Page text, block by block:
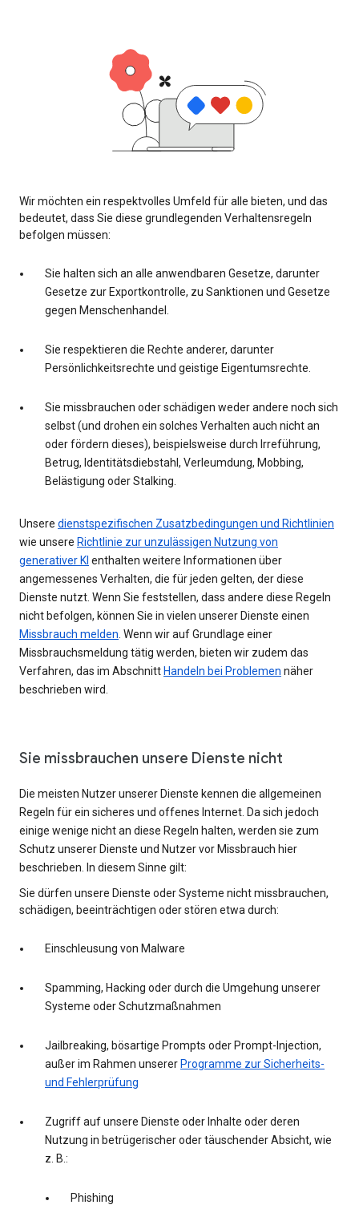
Wir möchten ein respektvolles Umfeld für alle bieten, und das
bedeutet, dass Sie diese grundlegenden Verhaltensregeln
befolgen müssen:
Sie halten sich an alle anwendbaren Gesetze, darunter
Gesetze zur Exportkontrolle, zu Sanktionen und Gesetze
gegen Menschenhandel.
Sie respektieren die Rechte anderer, darunter
Persönlichkeitsrechte und geistige Eigentumsrechte.
Sie missbrauchen oder schädigen weder andere noch sich
selbst (und drohen ein solches Verhalten auch nicht an
oder fördern dieses), beispielsweise durch Irreführung,
Betrug, Identitätsdiebstahl, Verleumdung, Mobbing,
Belästigung oder Stalking.
Unsere dienstspezifischen Zusatzbedingungen und Richtlinien
wie unsere Richtlinie zur unzulässigen Nutzung von
generativer KI enthalten weitere Informationen über
angemessenes Verhalten, die für jeden gelten, der diese
Dienste nutzt. Wenn Sie feststellen, dass andere diese Regeln
nicht befolgen, können Sie in vielen unserer Dienste einen
Missbrauch melden. Wenn wir auf Grundlage einer
Missbrauchsmeldung tätig werden, bieten wir zudem das
Verfahren, das im Abschnitt Handeln bei Problemen näher
beschrieben wird.
Sie missbrauchen unsere Dienste nicht
Die meisten Nutzer unserer Dienste kennen die allgemeinen
Regeln für ein sicheres und offenes Internet. Da sich jedoch
einige wenige nicht an diese Regeln halten, werden sie zum
Schutz unserer Dienste und Nutzer vor Missbrauch hier
beschrieben. In diesem Sinne gilt:
Sie dürfen unsere Dienste oder Systeme nicht missbrauchen,
schädigen, beeinträchtigen oder stören etwa durch:
Einschleusung von Malware
Spamming, Hacking oder durch die Umgehung unserer
Systeme oder Schutzmaßnahmen
Jailbreaking, bösartige Prompts oder Prompt-Injection,
außer im Rahmen unserer Programme zur Sicherheits-
und Fehlerprüfung
Zugriff auf unsere Dienste oder Inhalte oder deren
Nutzung in betrügerischer oder täuschender Absicht, wie
z. B.:
Phishing